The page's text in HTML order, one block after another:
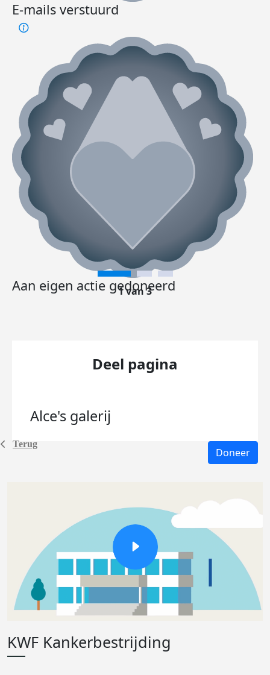
Terug
E-mails verstuurd
Aan eigen actie gedoneerd
1 van 3
Deel pagina
Alce's galerij
Doneer
KWF Kankerbestrijding